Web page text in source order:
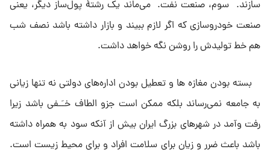
سازند. سوم، صنعت نفت. مى‌ماند یک رشتهٔ پول‌ساز دیگر، یعنى
صنعت خودروسازى که اگر لازم ببیند و بازار داشته باشد نصف شب
هم خط تولیدش را روشن نگه خواهد داشت.
بسته بودن مغازه ها و تعطیل بودن اداره‌هاى دولتى نه تنها زیانى
به جامعه نمى‌رساند بلکه ممکن است جزو الطاف خـَـفی باشد زیرا
رفت وآمد در شهرهاى بزرگ ایران بیش از آنکه سود به همراه داشته
باشد باعث ضرر و زیان براى سلامت افراد و براى محیط زیست است.